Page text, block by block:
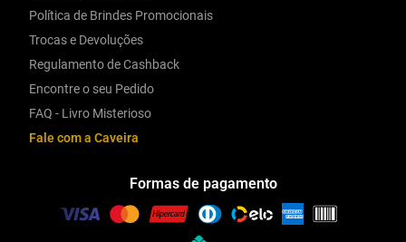
Política de Brindes Promocionais
Trocas e Devoluções
Regulamento de Cashback
Encontre o seu Pedido
FAQ - Livro Misterioso
Fale com a Caveira
Formas de pagamento